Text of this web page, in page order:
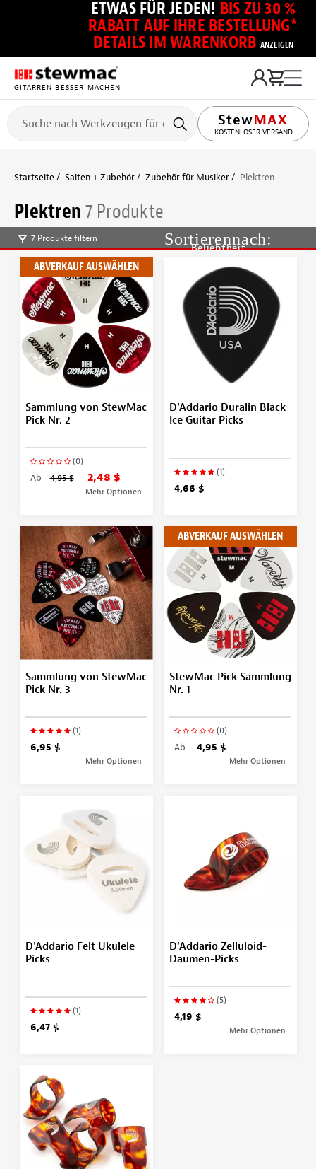
ETWAS FÜR JEDEN! BIS ZU 30 %
RABATT AUF IHRE BESTELLUNG*
DETAILS IM WARENKORB ANZEIGEN
GITARREN BESSER MACHEN
KOSTENLOSER VERSAND
Startseite Saiten + Zubehör Zubehör für Musiker Plektren
Plektren7 Produkte
7 Produkte filtern
Beliebtheit
ABVERKAUF AUSWÄHLEN
Sammlung von StewMac
Pick Nr. 2
(0)
Ab 4,95 $ 2,48 $
Mehr Optionen
D'Addario Duralin Black
Ice Guitar Picks
(1)
4,66 $
Sammlung von StewMac
Pick Nr. 3
(1)
6,95 $
Mehr Optionen
ABVERKAUF AUSWÄHLEN
StewMac Pick Sammlung
Nr. 1
(0)
Ab 4,95 $
Mehr Optionen
D'Addario Felt Ukulele
Picks
(1)
6,47 $
D'Addario Zelluloid-
Daumen-Picks
(5)
4,19 $
Mehr Optionen